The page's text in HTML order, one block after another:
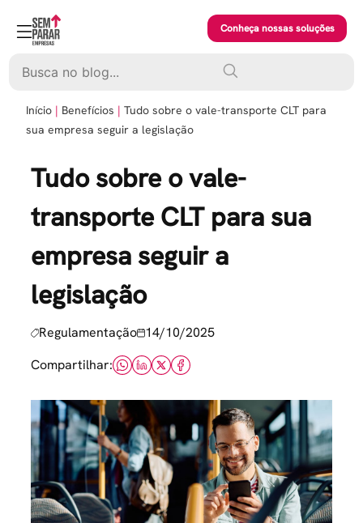
content
Conheça nossas soluções
Início Benefícios
Tudo sobre o vale-transporte CLT para
sua empresa seguir a legislação
Tudo sobre o vale-
transporte CLT para sua
empresa seguir a
legislação
Regulamentação 14/10/2025
Compartilhar: